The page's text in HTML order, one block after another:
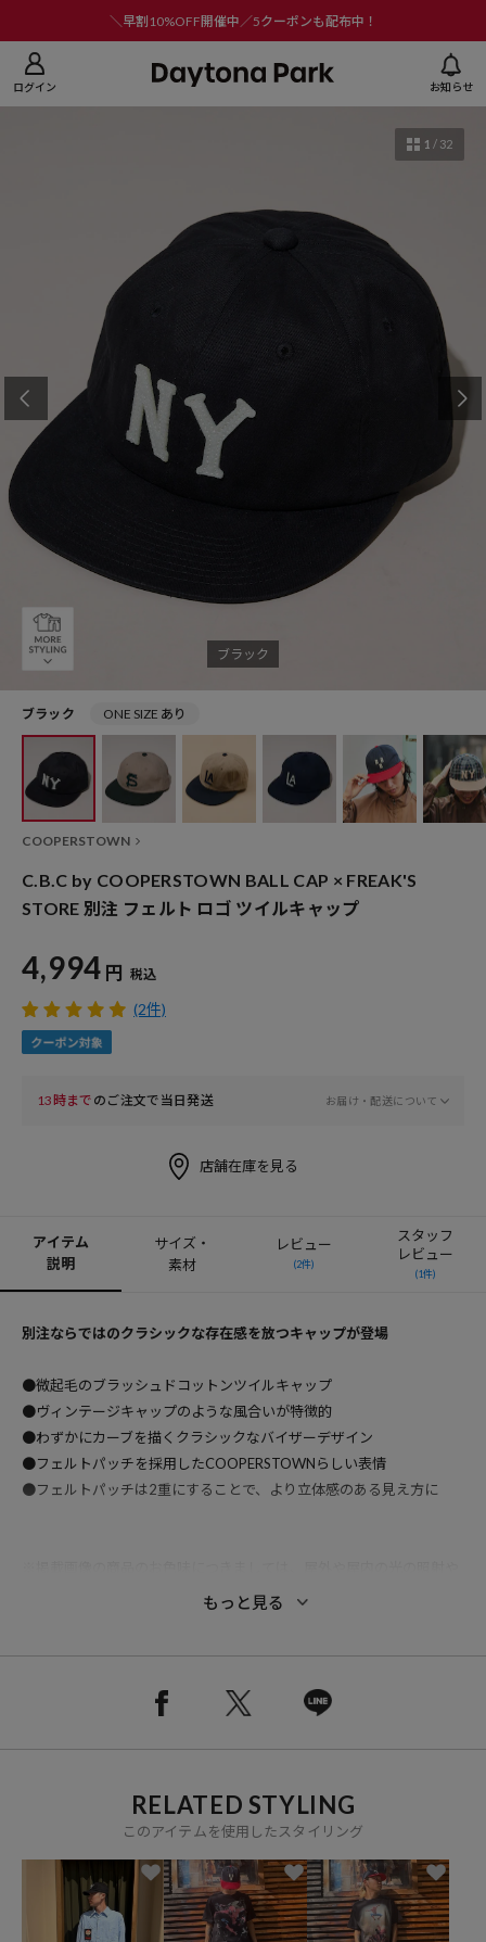
＼早割10%OFF開催中／5クーポンも配布中！
ログイン お知らせ
ブラック
1 / 32
ブラック ONE SIZE あり
COOPERSTOWN
C.B.C by COOPERSTOWN BALL CAP × FREAK'S
STORE 別注 フェルト ロゴ ツイルキャップ
4,994 円 税込
(2件)
13時まで のご注文で当日発送 お届け・配送について
店舗在庫を見る
アイテム
説明
サイズ・
素材
レビュー
(2件)
スタッフ
レビュー
(1件)
別注ならではのクラシックな存在感を放つキャップが登場
●微起毛のブラッシュドコットンツイルキャップ
●ヴィンテージキャップのような風合いが特徴的
●わずかにカーブを描くクラシックなバイザーデザイン
●フェルトパッチを採用したCOOPERSTOWNらしい表情
●フェルトパッチは2重にすることで、より立体感のある見え方に
角度により実物と色味が異なる場合がございます。
【C.B.C by COOPERSTOWN BALL CAP/クーパーズタウン ボールキャ
ップ】COOPERS TOWN BALL CAP のブランドスピリットを引き継い
のラインナップです。
もっと見る
RELATED STYLING
このアイテムを使用したスタイリング